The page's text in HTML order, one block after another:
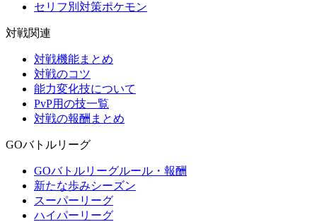
セリフ別対策ポケモン
対戦関連
対戦機能まとめ
対戦のコツ
能力変化技について
PvP用の技一覧
対戦の報酬まとめ
GOバトルリーグ
GOバトルリーグルール・報酬
新たな歩みシーズン
スーパーリーグ
ハイパーリーグ